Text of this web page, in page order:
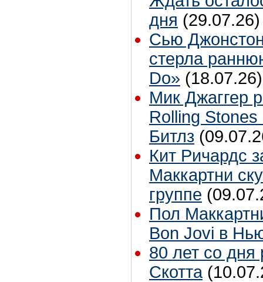
дня (29.07.26)
Сью
стерла
Do» (18.07.26)
Мик Джаггер
Rolling Stones
Битлз
Кит Ричардс
Маккартни
группе
Пол
Bon Jovi в
80 лет со
Скотта